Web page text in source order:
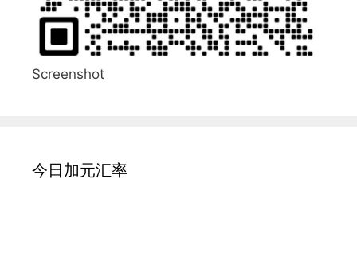
Screenshot
今日加元汇率